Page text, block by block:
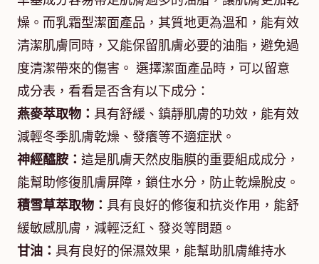
燥。而乳霜型潔面產品，其質地更為溫和，能有效
清潔肌膚同時，又能保留肌膚必要的油脂，避免過
度清潔帶來的傷害。 選擇潔面產品時，可以留意
成分表，看看是否含有以下成分：
燕麥萃取物： 具有舒緩、鎮靜肌膚的功效，能有效
減輕冬季肌膚乾燥、發癢等不適症狀。
神經醯胺： 這是肌膚天然皮脂膜的重要組成成分，
能幫助修復肌膚屏障，鎖住水分，防止乾燥脫皮。
積雪草萃取物： 具有良好的修復和抗炎作用，能舒
緩敏感肌膚，減輕泛紅、發炎等問題。
甘油： 具有良好的保濕效果，能幫助肌膚維持水